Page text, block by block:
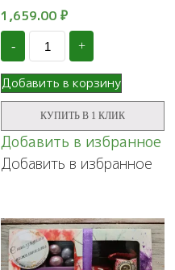
1,659.00₽
- Количество
Подарочный
набор
без
сахара
"Умные
сладости",
№
154
+
Добавить в корзину
КУПИТЬ В 1 КЛИК
Добавить в избранное
Добавить в избранное